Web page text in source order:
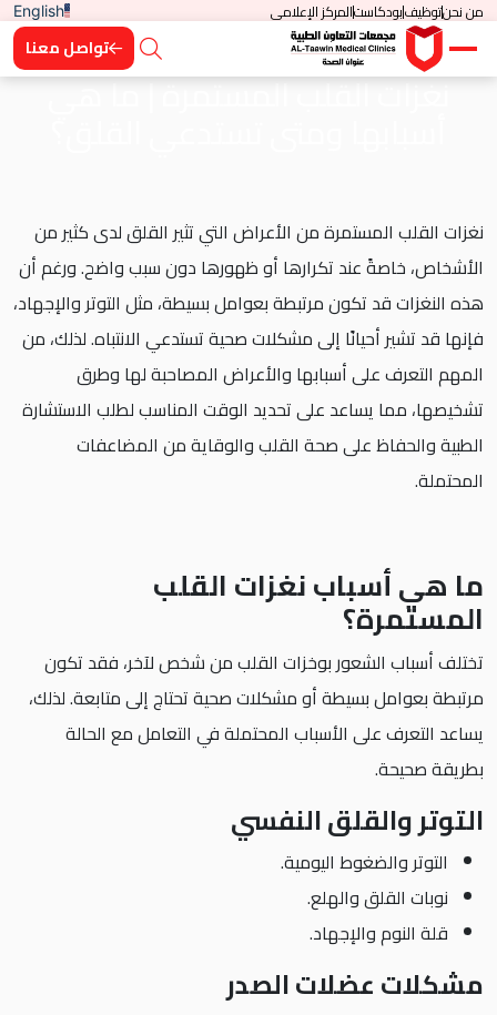
من نحنتوظيفبودكاستالمركز الإعلامي English
تواصل معنا
نغزات القلب المستمرة | ما هي
نغزات القلب المستمرة من الأعراض التي تثير القلق لدى كثير من
الأشخاص، خاصةً عند تكرارها أو ظهورها دون سبب واضح. ورغم أن
هذه النغزات قد تكون مرتبطة بعوامل بسيطة، مثل التوتر والإجهاد،
فإنها قد تشير أحيانًا إلى مشكلات صحية تستدعي الانتباه. لذلك، من
المهم التعرف على أسبابها والأعراض المصاحبة لها وطرق
تشخيصها، مما يساعد على تحديد الوقت المناسب لطلب الاستشارة
الطبية والحفاظ على صحة القلب والوقاية من المضاعفات
المحتملة.
ما هي أسباب نغزات القلب
المستمرة؟
تختلف أسباب الشعور بوخزات القلب من شخص لآخر، فقد تكون
مرتبطة بعوامل بسيطة أو مشكلات صحية تحتاج إلى متابعة. لذلك،
يساعد التعرف على الأسباب المحتملة في التعامل مع الحالة
بطريقة صحيحة.
التوتر والقلق النفسي
التوتر والضغوط اليومية.
نوبات القلق والهلع.
قلة النوم والإجهاد.
مشكلات عضلات الصدر